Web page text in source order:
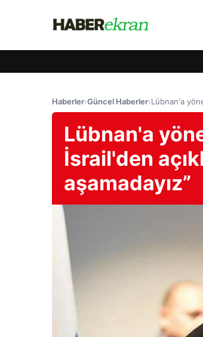
Haberler›Güncel Haberler›Lübnan'a
Lübnan'a
İsrail'den
aşamadayız”